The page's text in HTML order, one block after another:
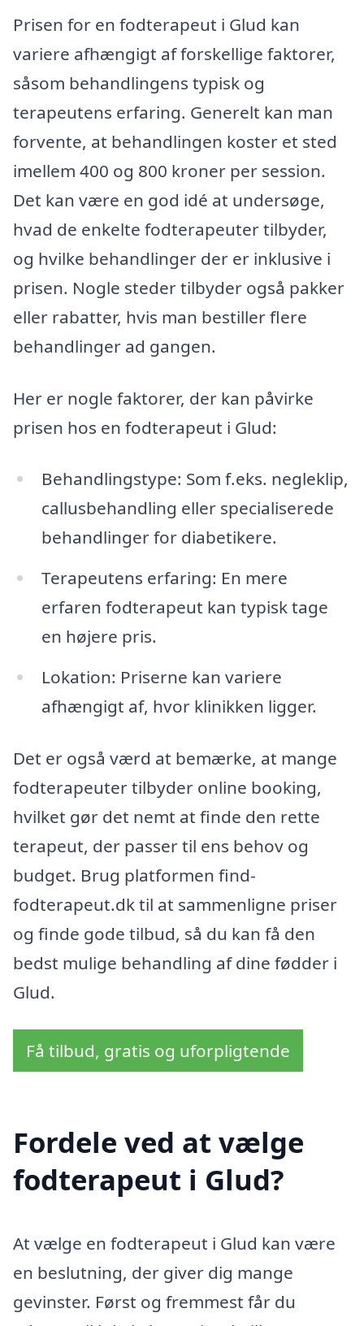
Prisen for en fodterapeut i Glud kan
variere afhængigt af forskellige faktorer,
såsom behandlingens typisk og
terapeutens erfaring. Generelt kan man
forvente, at behandlingen koster et sted
imellem 400 og 800 kroner per session.
Det kan være en god idé at undersøge,
hvad de enkelte fodterapeuter tilbyder,
og hvilke behandlinger der er inklusive i
prisen. Nogle steder tilbyder også pakker
eller rabatter, hvis man bestiller flere
behandlinger ad gangen.
Her er nogle faktorer, der kan påvirke
prisen hos en fodterapeut i Glud:
Behandlingstype: Som f.eks. negleklip,
callusbehandling eller specialiserede
behandlinger for diabetikere.
Terapeutens erfaring: En mere
erfaren fodterapeut kan typisk tage
en højere pris.
Lokation: Priserne kan variere
afhængigt af, hvor klinikken ligger.
Det er også værd at bemærke, at mange
fodterapeuter tilbyder online booking,
hvilket gør det nemt at finde den rette
terapeut, der passer til ens behov og
budget. Brug platformen find-
fodterapeut.dk til at sammenligne priser
og finde gode tilbud, så du kan få den
bedst mulige behandling af dine fødder i
Glud.
Få tilbud, gratis og uforpligtende
Fordele ved at vælge
fodterapeut i Glud?
At vælge en fodterapeut i Glud kan være
en beslutning, der giver dig mange
gevinster. Først og fremmest får du